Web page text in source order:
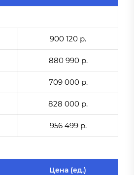
900 120 р.
880 990 р.
709 000 р.
828 000 р.
956 499 р.
Цена (ед.)